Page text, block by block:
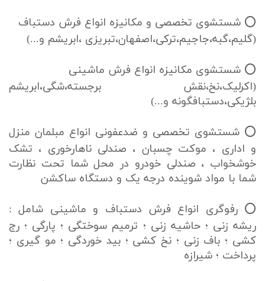
⭕ شستشوی تخصصی و مکانیزه انواع فرش دستباف
(گلیم،گبه،جاجیم،ترکی،اصفهان،تبریزی ،ابریشم و...)
⭕ شستشوی مکانیزه انواع فرش ماشینی
(اکرلیک،نخ،نقش برجسته،شگی،ابریشم
بلژیکی،دستبافگونه و...)
⭕ شستشوی تخصصی و ضدعفونی انواع مبلمان منزل
و اداری ، موکت چسبان ، صندلی ناهارخوری ، تشک
خوشخواب ، صندلی خودرو در محل شما تحت نظارت
شما با مواد شوینده درجه یک و دستگاه ساکشن
⭕ رفوگری انواع فرش دستباف و ماشینی شامل :
ریشه زنی ؛ حاشیه زنی ؛ ترمیم سوختگی ؛ پارگی ؛ رج
کشی ؛ باف زنی ؛ نخ کشی ؛ بید خوردگی ؛ مو گیری ؛
پرداخت ؛ شیرازه